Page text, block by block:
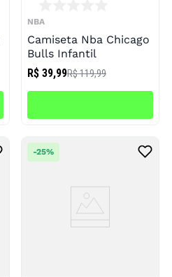
NBA
Camiseta Nba Chicago
Bulls Infantil
R$ 39,99R$ 119,99
-25%